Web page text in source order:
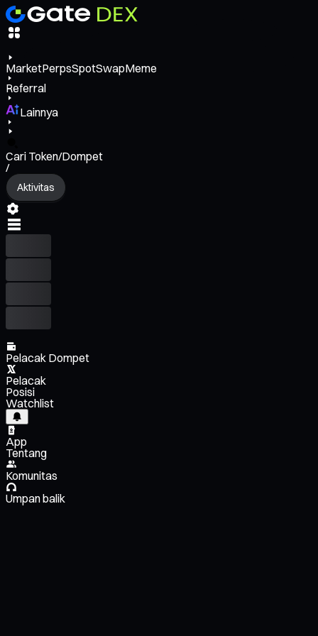
MarketPerpsSpotSwapMeme
Referral
Lainnya
Cari Token/Dompet
/
Aktivitas
Pelacak Dompet
Pelacak
Posisi
Watchlist
App
Tentang
Komunitas
Umpan balik